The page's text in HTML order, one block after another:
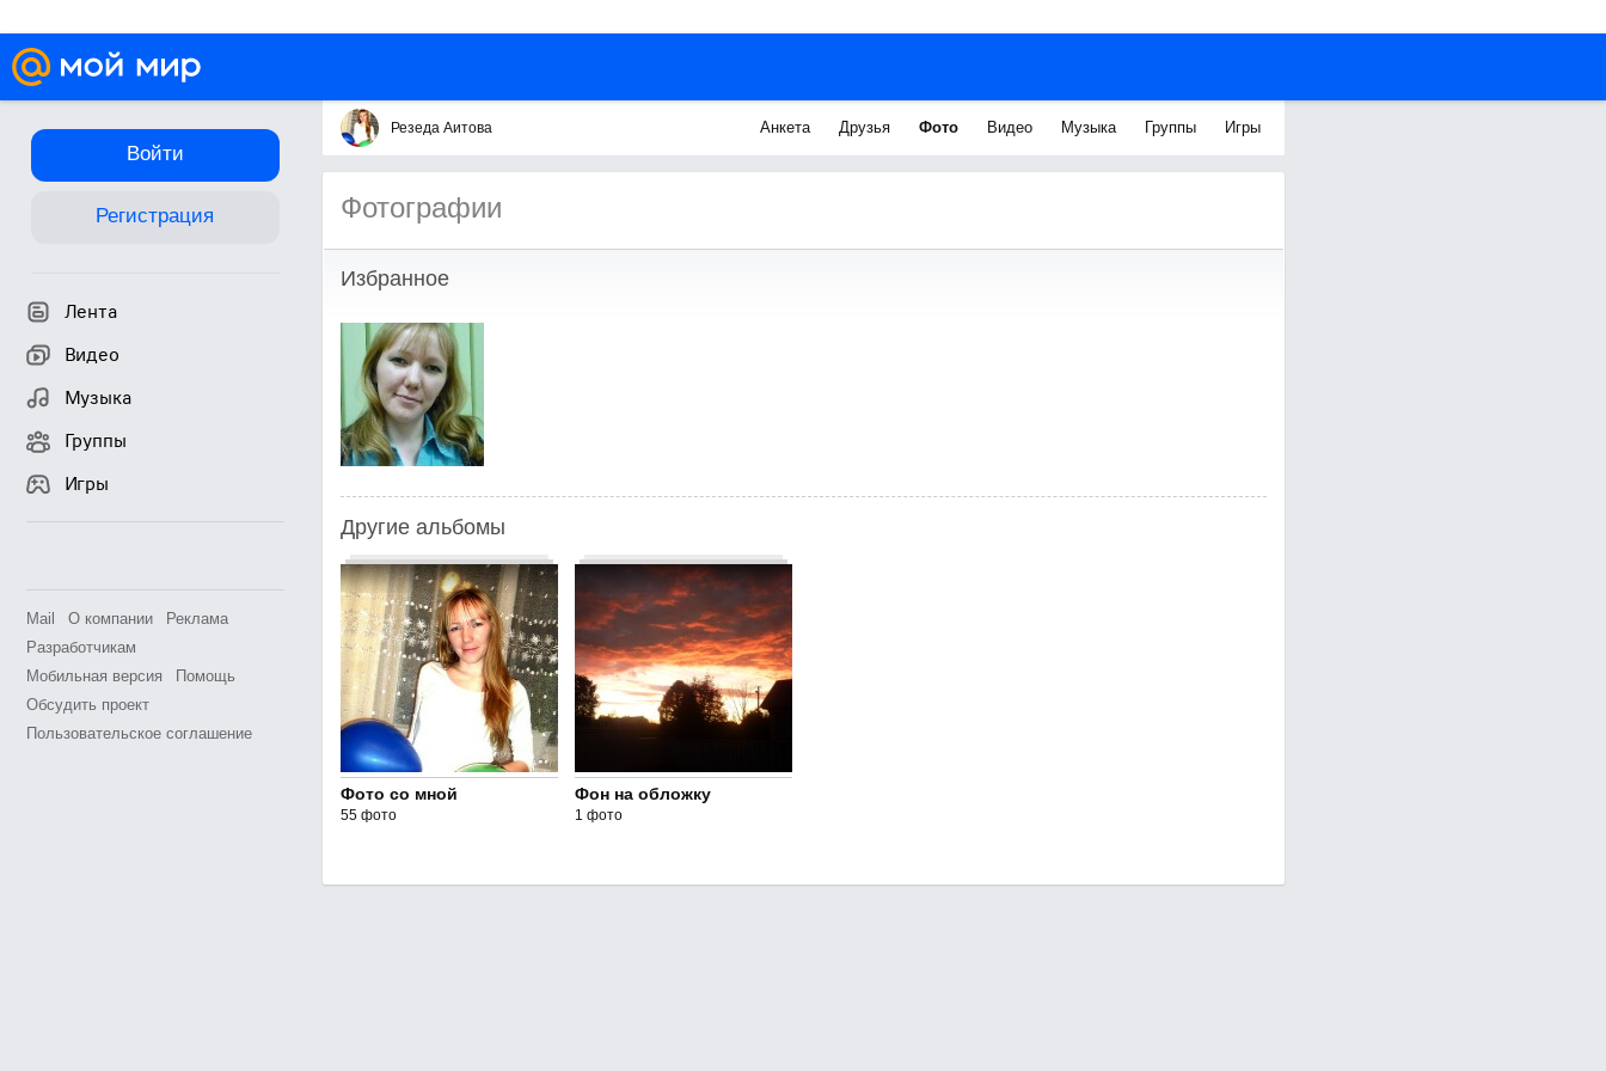
Войти
Регистрация
Лента
Видео
Музыка
Группы
Игры
Mail О компании
Реклама
Разработчикам
Мобильная версия
Помощь
Обсудить проект
Пользовательское соглашение
Резеда Аитова Анкета Друзья Фото Видео Музыка Группы Игры
Фотографии
Избранное
Другие альбомы
Фото со мной
55 фото
Фон на обложку
1 фото